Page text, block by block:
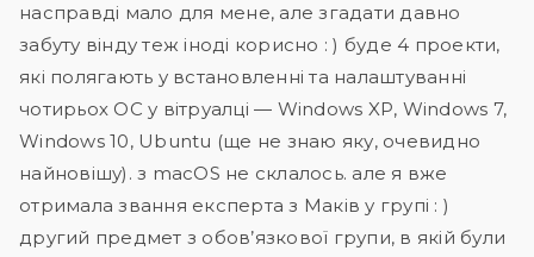
насправді мало для мене, але згадати давно
забуту вінду теж іноді корисно : ) буде 4 проекти,
які полягають у встановленні та налаштуванні
чотирьох ОС у вітруалці — Windows XP, Windows 7,
Windows 10, Ubuntu (ще не знаю яку, очевидно
найновішу). з macOS не склалось. але я вже
отримала звання експерта з Маків у групі : )
другий предмет з обов’язкової групи, в якій були